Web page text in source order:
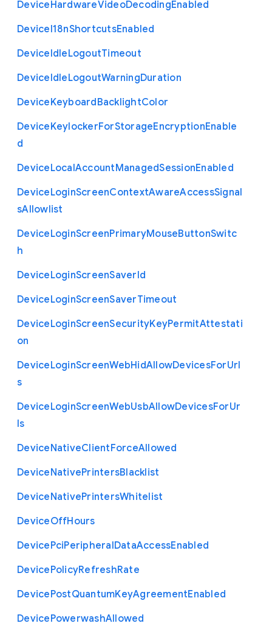
DeviceHardwareVideoDecodingEnabled
DeviceI18nShortcutsEnabled
DeviceIdleLogoutTimeout
DeviceIdleLogoutWarningDuration
DeviceKeyboardBacklightColor
DeviceKeylockerForStorageEncryptionEnable
d
DeviceLocalAccountManagedSessionEnabled
DeviceLoginScreenContextAwareAccessSignal
sAllowlist
DeviceLoginScreenPrimaryMouseButtonSwitc
h
DeviceLoginScreenSaverId
DeviceLoginScreenSaverTimeout
DeviceLoginScreenSecurityKeyPermitAttestati
on
DeviceLoginScreenWebHidAllowDevicesForUrl
s
DeviceLoginScreenWebUsbAllowDevicesForUr
ls
DeviceNativeClientForceAllowed
DeviceNativePrintersBlacklist
DeviceNativePrintersWhitelist
DeviceOffHours
DevicePciPeripheralDataAccessEnabled
DevicePolicyRefreshRate
DevicePostQuantumKeyAgreementEnabled
DevicePowerwashAllowed